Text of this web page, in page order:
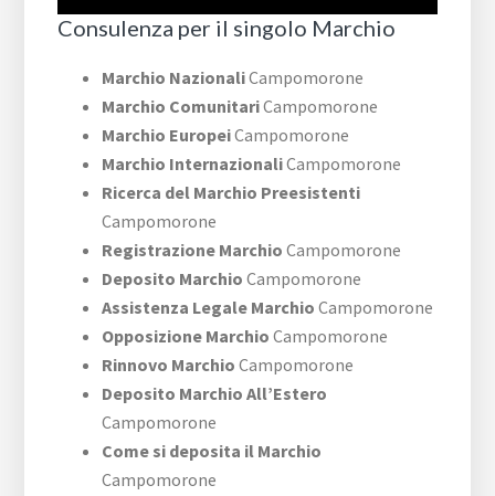
Consulenza per il singolo Marchio
Marchio NazionaliCampomorone
Marchio ComunitariCampomorone
Marchio EuropeiCampomorone
Marchio InternazionaliCampomorone
Ricerca del Marchio Preesistenti
Campomorone
Registrazione Marchio Campomorone
Deposito Marchio Campomorone
Assistenza Legale Marchio Campomorone
Opposizione Marchio Campomorone
Rinnovo Marchio Campomorone
Deposito Marchio All’Estero
Campomorone
Come si deposita il Marchio
Campomorone